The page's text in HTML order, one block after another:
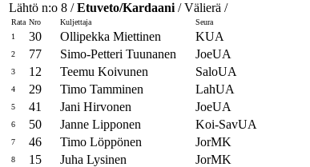
Lähtö n:o 8 /Etuveto/Kardaani / Välierä /
Rata Nro Kuljettaja Seura
1
30 Ollipekka Miettinen KUA
2 77 Simo-Petteri Tuunanen JoeUA
3 12 Teemu Koivunen SaloUA
4 29 Timo Tamminen LahUA
5 41 Jani Hirvonen JoeUA
6 50 Janne Lipponen Koi-SavUA
7 46 Timo Löppönen JorMK
8 15 Juha Lysinen JorMK